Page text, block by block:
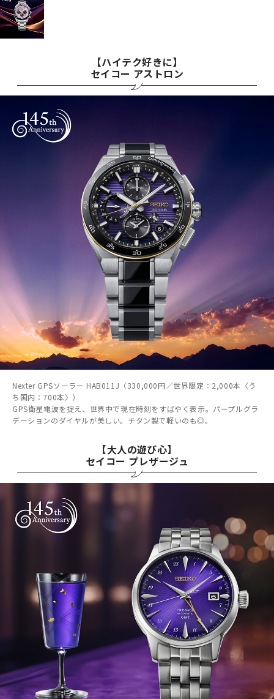
【ハイテク好きに】
セイコー アストロン
Nexter GPSソーラー HAB011J（330,000円／世界限定：2,000本〈う
ち国内：700本〉）
GPS衛星電波を捉え、世界中で現在時刻をすばやく表示。パープルグラ
デーションのダイヤルが美しい。チタン製で軽いのも◎。
【大人の遊び心】
セイコー プレザージュ